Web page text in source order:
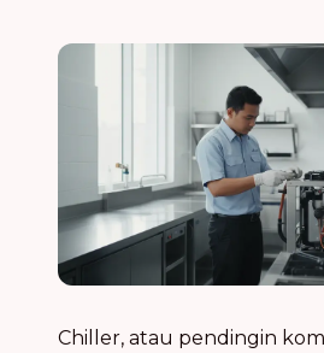
Chiller, atau pendingin